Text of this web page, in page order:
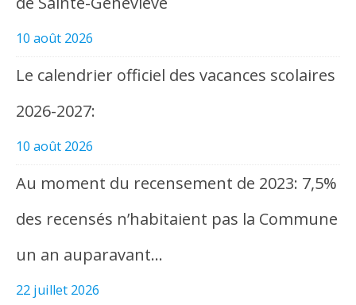
10 août 2026
Le calendrier officiel des vacances scolaires
2026-2027:
10 août 2026
Au moment du recensement de 2023: 7,5%
des recensés n’habitaient pas la Commune
un an auparavant…
22 juillet 2026